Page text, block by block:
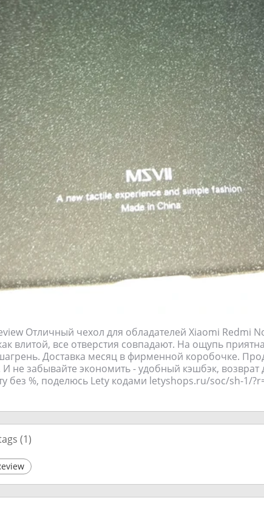
Отличный чехол для обладателей Xiaomi Redmi
влитой, все отверстия совпадают. На ощупь
Доставка месяц в фирменной коробочке.
не забывайте экономить - удобный кэшбэк, возврат
без %, поделюсь Lety кодами letyshops.ru/soc/sh-1/
(1)